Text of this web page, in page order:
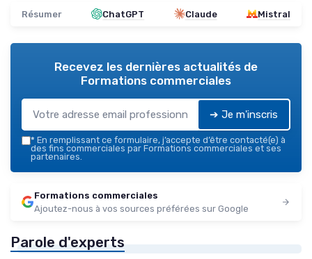
Résumer ChatGPT Claude Mistral
Recevez les dernières actualités de
Formations commerciales
➔ Je m'inscris
* En remplissant ce formulaire, j’accepte d’être contacté(e) à
des fins commerciales par Formations commerciales et ses
partenaires.
Formations commerciales
Ajoutez-nous à vos sources préférées sur Google
Parole d'experts